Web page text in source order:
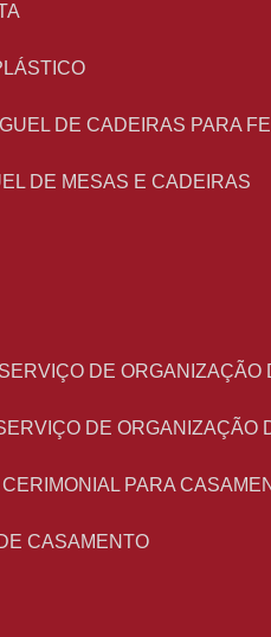
DE CADEIRAS PARA
DE MESAS E CADEIRAS
SERVIÇO DE
SERVIÇO DE ORGANIZAÇÃO
CERIMONIAL PARA
CASAMENTO